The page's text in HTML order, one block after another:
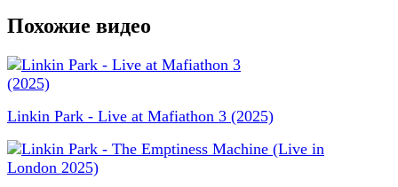
Похожие видео
Linkin Park - Live at Mafiathon 3 (2025)